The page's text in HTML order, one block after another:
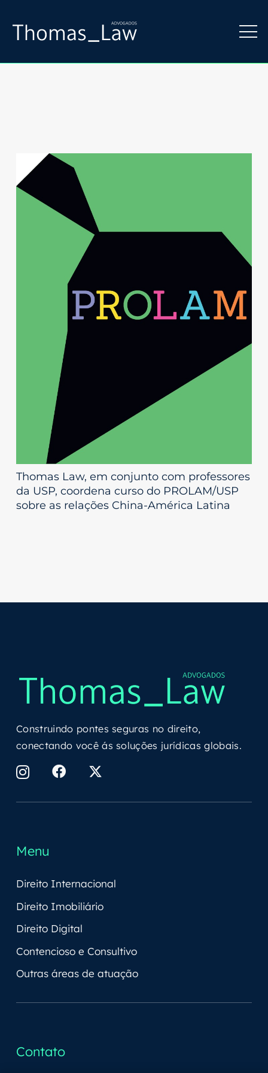
Thomas Law, em conjunto com professores
da USP, coordena curso do PROLAM/USP
sobre as relações China-América Latina
Construindo pontes seguras no direito,
conectando você ás soluções jurídicas globais.
Menu
Direito Internacional
Direito Imobiliário
Direito Digital
Contencioso e Consultivo
Outras áreas de atuação
Contato